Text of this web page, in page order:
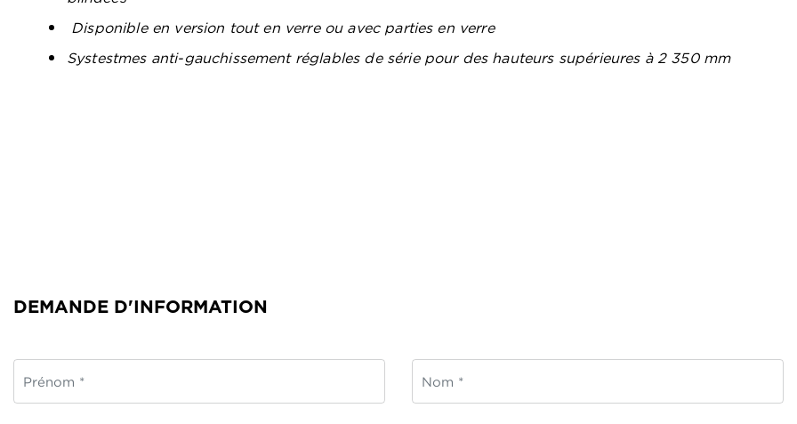
Disponible en version tout en verre ou avec parties en verre
Systestmes anti-gauchissement réglables de série pour des hauteurs supérieures à 2 350 mm
DEMANDE D'INFORMATION